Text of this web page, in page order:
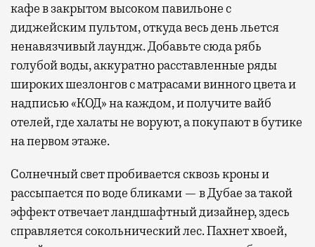
кафе в закрытом высоком павильоне с
диджейским пультом, откуда весь день льется
ненавязчивый лаундж. Добавьте сюда рябь
голубой воды, аккуратно расставленные ряды
широких шезлонгов с матрасами винного цвета и
надписью «КОД» на каждом, и получите вайб
отелей, где халаты не воруют, а покупают в бутике
на первом этаже.
Солнечный свет пробивается сквозь кроны и
рассыпается по воде бликами — в Дубае за такой
эффект отвечает ландшафтный дизайнер, здесь
справляется сокольнический лес. Пахнет хвоей,